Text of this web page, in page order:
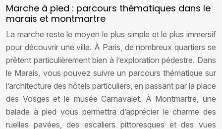
Marche à pied : parcours thématiques dans le
marais et montmartre
La marche reste le moyen le plus simple et le plus immersif
pour découvrir une ville. À Paris, de nombreux quartiers se
prêtent particulièrement bien à l’exploration pédestre. Dans
le Marais, vous pouvez suivre un parcours thématique sur
l’architecture des hôtels particuliers, en passant par la place
des Vosges et le musée Carnavalet. À Montmartre, une
balade à pied vous permettra d’apprécier le charme des
ruelles pavées, des escaliers pittoresques et des vues